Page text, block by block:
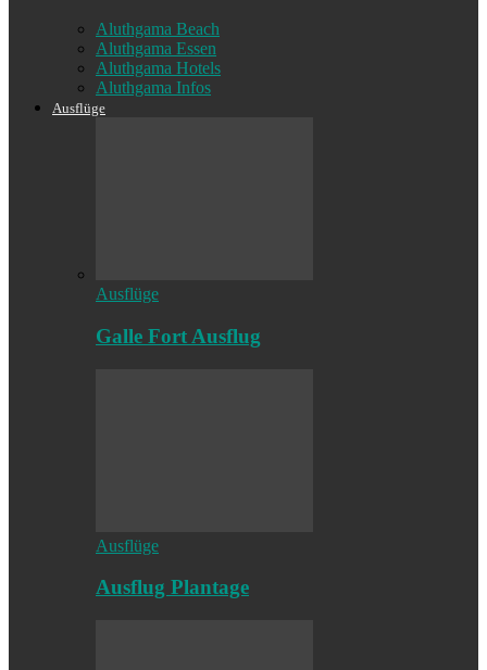
Aluthgama Beach
Aluthgama Essen
Aluthgama Hotels
Aluthgama Infos
Ausflüge
Ausflüge
Galle Fort Ausflug
Ausflüge
Ausflug Plantage